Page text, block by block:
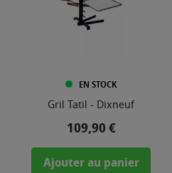
EN STOCK
Gril Tatil - Dixneuf
Prix
109,90 €
Ajouter au panier